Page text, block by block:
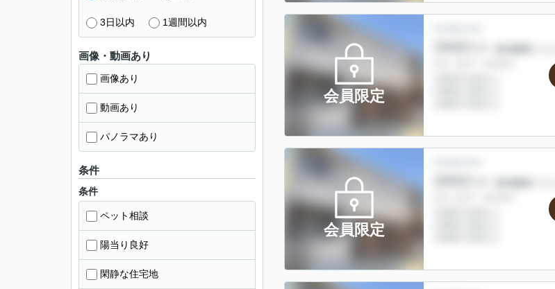
会員限定
会員限定
3日以内 1週間以内
画像・動画あり
画像あり
動画あり
パノラマあり
条件
条件
ペット相談
陽当り良好
閑静な住宅地